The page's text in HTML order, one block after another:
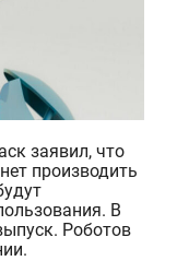
производить
В
. Роботов